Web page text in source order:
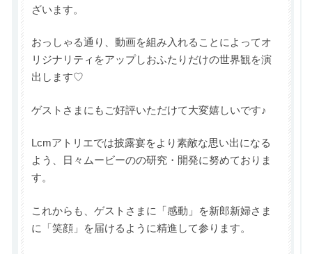
ざいます。
おっしゃる通り、動画を組み入れることによってオ
リジナリティをアップしおふたりだけの世界観を演
出します♡
ゲストさまにもご好評いただけて大変嬉しいです♪
Lcmアトリエでは披露宴をより素敵な思い出になる
よう、日々ムービーのの研究・開発に努めておりま
す。
これからも、ゲストさまに「感動」を新郎新婦さま
に「笑顔」を届けるように精進して参ります。